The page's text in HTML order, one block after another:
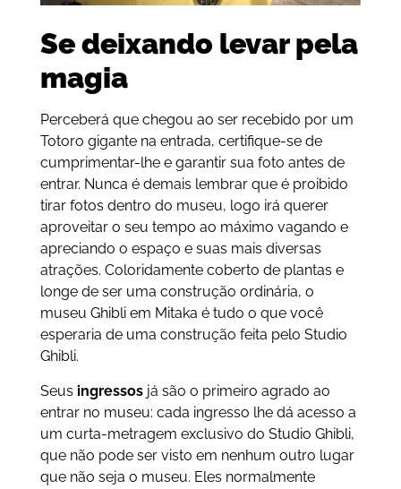
Se deixando levar pela
magia
Perceberá que chegou ao ser recebido por um
Totoro gigante na entrada, certifique-se de
cumprimentar-lhe e garantir sua foto antes de
entrar. Nunca é demais lembrar que é proibido
tirar fotos dentro do museu, logo irá querer
aproveitar o seu tempo ao máximo vagando e
apreciando o espaço e suas mais diversas
atrações. Coloridamente coberto de plantas e
longe de ser uma construção ordinária, o
museu Ghibli em Mitaka é tudo o que você
esperaria de uma construção feita pelo Studio
Ghibli.
Seus ingressosjá são o primeiro agrado ao
entrar no museu: cada ingresso lhe dá acesso a
um curta-metragem exclusivo do Studio Ghibli,
que não pode ser visto em nenhum outro lugar
que não seja o museu. Eles normalmente